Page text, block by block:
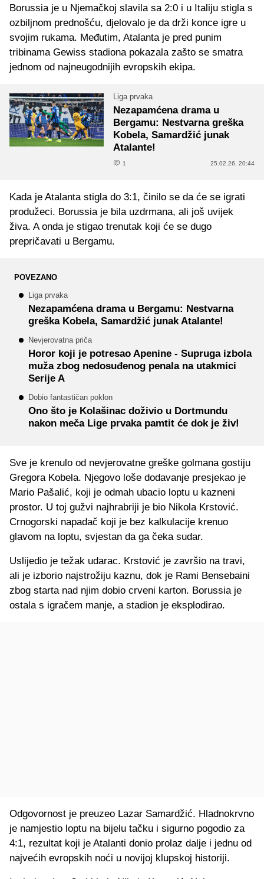
Borussia je u Njemačkoj slavila sa 2:0 i u Italiju stigla s
ozbiljnom prednošću, djelovalo je da drži konce igre u
svojim rukama. Međutim, Atalanta je pred punim
tribinama Gewiss stadiona pokazala zašto se smatra
jednom od najneugodnijih evropskih ekipa.
Liga prvaka
Nezapamćena drama u
Bergamu: Nestvarna greška
Kobela, Samardžić junak
Atalante!
1 25.02.26. 20:44
Kada je Atalanta stigla do 3:1, činilo se da će se igrati
produžeci. Borussia je bila uzdrmana, ali još uvijek
živa. A onda je stigao trenutak koji će se dugo
prepričavati u Bergamu.
POVEZANO
Liga prvaka
Nezapamćena drama u Bergamu: Nestvarna
greška Kobela, Samardžić junak Atalante!
Nevjerovatna priča
Horor koji je potresao Apenine - Supruga izbola
muža zbog nedosuđenog penala na utakmici
Serije A
Dobio fantastičan poklon
Ono što je Kolašinac doživio u Dortmundu
nakon meča Lige prvaka pamtit će dok je živ!
Sve je krenulo od nevjerovatne greške golmana gostiju
Gregora Kobela. Njegovo loše dodavanje presjekao je
Mario Pašalić, koji je odmah ubacio loptu u kazneni
prostor. U toj gužvi najhrabriji je bio Nikola Krstović.
Crnogorski napadač koji je bez kalkulacije krenuo
glavom na loptu, svjestan da ga čeka sudar.
Uslijedio je težak udarac. Krstović je završio na travi,
ali je izborio najstrožiju kaznu, dok je Rami Bensebaini
zbog starta nad njim dobio crveni karton. Borussia je
ostala s igračem manje, a stadion je eksplodirao.
Odgovornost je preuzeo Lazar Samardžić. Hladnokrvno
je namjestio loptu na bijelu tačku i sigurno pogodio za
4:1, rezultat koji je Atalanti donio prolaz dalje i jednu od
najvećih evropskih noći u novijoj klupskoj historiji.